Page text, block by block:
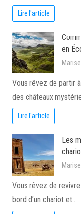
Lire l'article
en
Marise
Vous rêvez de partir
des châteaux
Lire l'article
Les
Marise
Vous rêvez de
bord d’un chariot et…